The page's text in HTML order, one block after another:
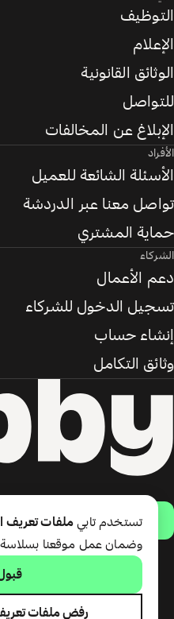
حمّل
تقدّم شركة
التوظيف
الإعلام
الوثائق القانونية
للتواصل
الإبلاغ عن المخالفات
الأفراد
الأسئلة الشائعة للعميل
تواصل معنا عبر الدردشة
حماية المشتري
الشركاء
دعم الأعمال
تسجيل الدخول للشركاء
إنشاء حساب
وثائق التكامل
تستخدم تابي ملفات تعريف
وضمان عمل موقعنا بسلاسة
رفض ملفات تعريف